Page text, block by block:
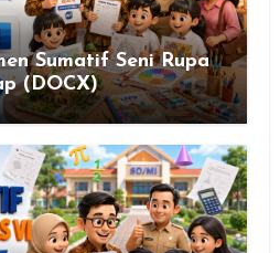
Sumatif Seni Rupa
(DOCX)